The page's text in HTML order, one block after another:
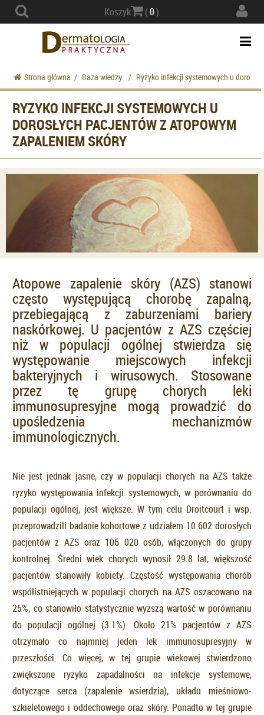
Koszyk (0)
Strona główna / Baza wiedzy / Ryzyko infekcji systemowych u
RYZYKO INFEKCJI SYSTEMOWYCH U
DOROSŁYCH PACJENTÓW Z ATOPOWYM
ZAPALENIEM SKÓRY
Atopowe zapalenie skóry (AZS) stanowi
często występującą chorobę zapalną,
przebiegającą z zaburzeniami bariery
naskórkowej. U pacjentów z AZS częściej
niż w populacji ogólnej stwierdza się
występowanie miejscowych infekcji
bakteryjnych i wirusowych. Stosowane
przez tę grupę chorych leki
immunosupresyjne mogą prowadzić do
upośledzenia mechanizmów
immunologicznych.
Nie jest jednak jasne, czy w populacji chorych na AZS także
ryzyko występowania infekcji systemowych, w porównaniu do
populacji ogólnej, jest większe. W tym celu Droitcourt i wsp.
przeprowadzili badanie kohortowe z udziałem 10 602 dorosłych
pacjentów z AZS oraz 106 020 osób, włączonych do grupy
kontrolnej. Średni wiek chorych wynosił 29.8 lat, większość
pacjentów stanowiły kobiety. Częstość występowania chorób
współistniejących w populacji chorych na AZS oszacowano na
25%, co stanowiło statystycznie wyższą wartość w porównaniu
do populacji ogólnej (3.1%). Około 21% pacjentów z AZS
otrzymało co najmniej jeden lek immunosupresyjny w
przeszłości. Co więcej, w tej grupie wiekowej stwierdzono
zwiększone ryzyko zapadalności na infekcje systemowe,
dotyczące serca (zapalenie wsierdzia), układu mieśniowo-
szkieletowego i oddechowego oraz skóry. Ponadto w tej grupie